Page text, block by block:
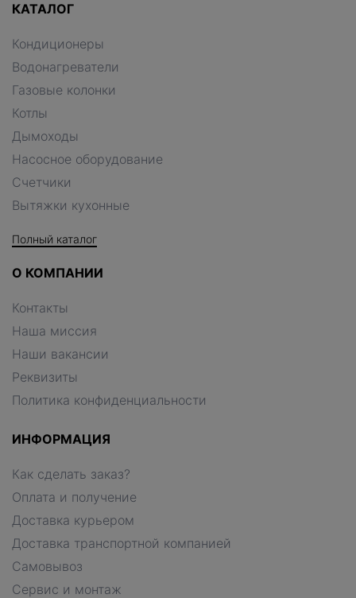
КАТАЛОГ
Кондиционеры
Водонагреватели
Газовые колонки
Котлы
Дымоходы
Насосное оборудование
Счетчики
Вытяжки кухонные
Полный каталог
О КОМПАНИИ
Контакты
Наша миссия
Наши вакансии
Реквизиты
Политика конфиденциальности
ИНФОРМАЦИЯ
Как сделать заказ?
Оплата и получение
Доставка курьером
Доставка транспортной компанией
Самовывоз
Сервис и монтаж